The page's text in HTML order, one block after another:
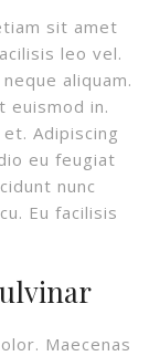
sit amet
leo vel.
aliquam.
euismod in.
Adipiscing
eu feugiat
nunc
Eu facilisis
Maecenas